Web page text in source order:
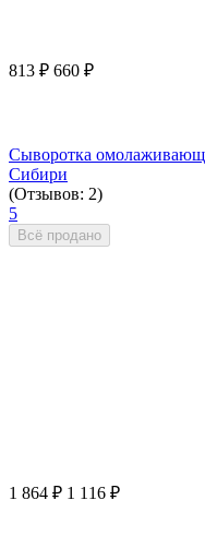
813 ₽ 660 ₽
Сыворотка
Сибири
(Отзывов: 2)
5
Всё продано
1 864 ₽ 1 116 ₽